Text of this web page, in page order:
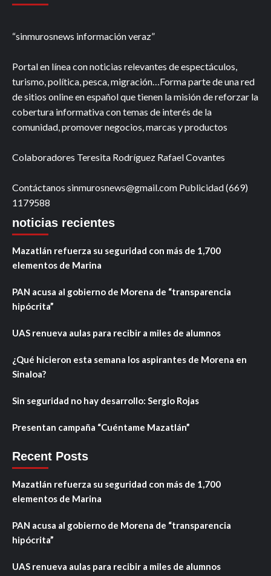
“sinmurosnews información veraz”
Portal en línea con noticias relevantes de espectáculos,
turismo, política, pesca, migración…Forma parte de una red
de sitios online en español que tienen la misión de reforzar la
cobertura informativa con temas de interés de la
comunidad, promover negocios, marcas y productos
Colaboradores Teresita Rodríguez Rafael Covantes
Contáctanos sinmurosnews@gmail.com Publicidad (669)
1179588
noticias recientes
Mazatlán refuerza su seguridad con más de 1,700
elementos de Marina
PAN acusa al gobierno de Morena de “transparencia
hipócrita”
UAS renueva aulas para recibir a miles de alumnos
¿Qué hicieron esta semana los aspirantes de Morena en
Sinaloa?
Sin seguridad no hay desarrollo: Sergio Rojas
Presentan campaña “Cuéntame Mazatlán”
Recent Posts
Mazatlán refuerza su seguridad con más de 1,700
elementos de Marina
PAN acusa al gobierno de Morena de “transparencia
hipócrita”
UAS renueva aulas para recibir a miles de alumnos